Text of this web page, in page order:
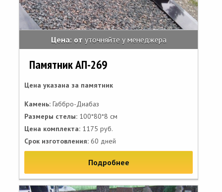
Цена: от уточняйте у менеджера
Памятник АП-269
Цена указана за памятник
Камень: Габбро-Диабаз
Размеры стелы: 100*80*8 см
Цена комплекта: 1175 руб.
Срок изготовления: 60 дней
Подробнее